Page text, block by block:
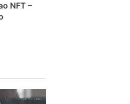
NFT –